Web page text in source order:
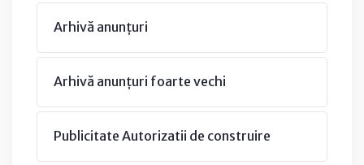
Arhivă anunțuri
Arhivă anunțuri foarte vechi
Publicitate Autorizatii de construire